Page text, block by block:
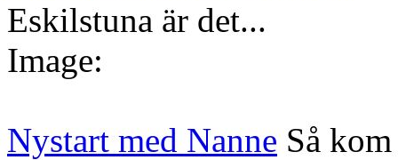
Eskilstuna är det...
Image:
Nystart med Nanne Så